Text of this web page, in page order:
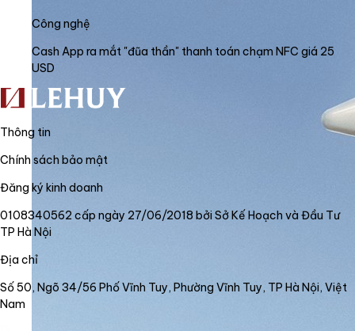
Công nghệ
Cash App ra mắt "đũa thần" thanh toán chạm NFC giá 25
USD
Thông tin
Chính sách bảo mật
Đăng ký kinh doanh
0108340562 cấp ngày 27/06/2018 bởi Sở Kế Hoạch và Đầu Tư
TP Hà Nội
Địa chỉ
Số 50, Ngõ 34/56 Phố Vĩnh Tuy, Phường Vĩnh Tuy, TP Hà Nội, Việt
Nam